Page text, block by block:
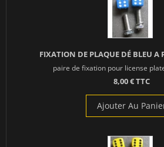
FIXATION DE PLAQUE DÉ BLEU A
paire de fixation pour license
8,00 € TTC
Ajouter Au